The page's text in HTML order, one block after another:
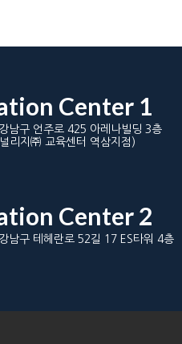
Center 1
남구 언주로 425 아레나빌딩 3층
리지㈜ 교육센터 역삼지점)
Center 2
남구 테헤란로 52길 17 ES타워 4층